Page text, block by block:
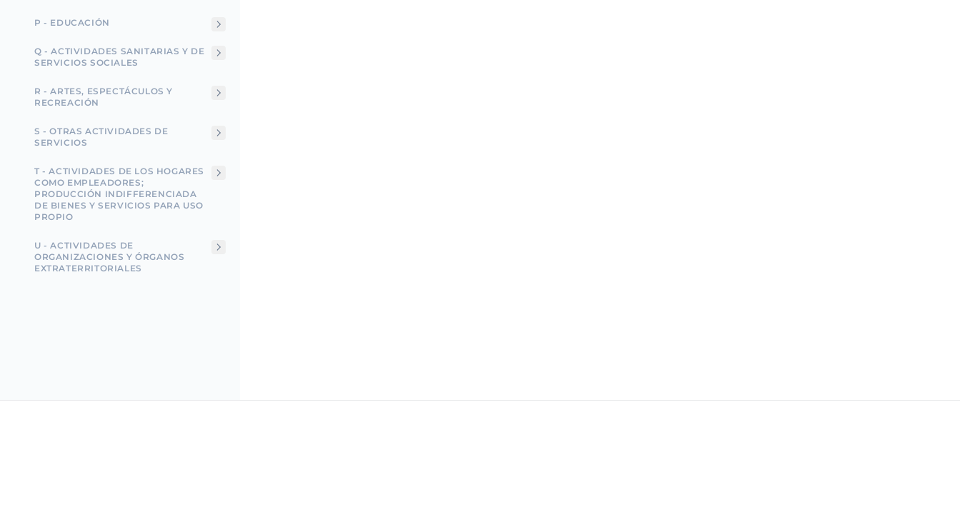
P - EDUCACIÓN
Q - ACTIVIDADES SANITARIAS Y DE
SERVICIOS SOCIALES
R - ARTES, ESPECTÁCULOS Y
RECREACIÓN
S - OTRAS ACTIVIDADES DE
SERVICIOS
T - ACTIVIDADES DE LOS HOGARES
COMO EMPLEADORES;
PRODUCCIÓN INDIFFERENCIADA
DE BIENES Y SERVICIOS PARA USO
PROPIO
U - ACTIVIDADES DE
ORGANIZACIONES Y ÓRGANOS
EXTRATERRITORIALES